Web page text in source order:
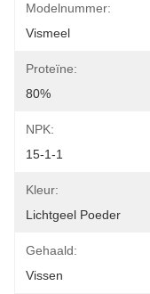
Modelnummer:
Vismeel
Proteïne:
80%
NPK:
15-1-1
Kleur:
Lichtgeel Poeder
Gehaald:
Vissen